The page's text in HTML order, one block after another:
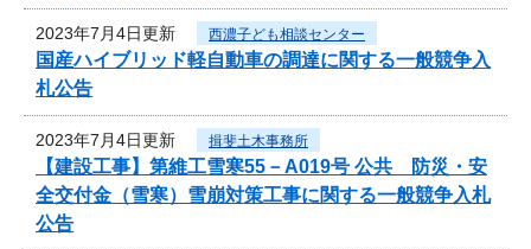
2023年7月4日更新 西濃子ども相談センター
国産ハイブリッド軽自動車の調達に関する一般競争入
札公告
2023年7月4日更新 揖斐土木事務所
【建設工事】第維工雪寒55－A019号 公共 防災・安
全交付金（雪寒）雪崩対策工事に関する一般競争入札
公告